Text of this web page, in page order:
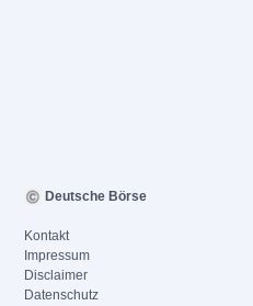
Deutsche Börse
Kontakt
Impressum
Disclaimer
Datenschutz